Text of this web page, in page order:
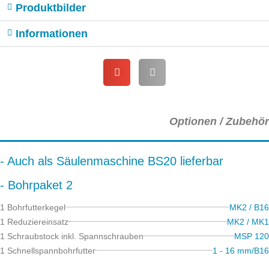
Produktbilder
Informationen
Optionen / Zubehör
- Auch als Säulenmaschine BS20 lieferbar
- Bohrpaket 2
1 Bohrfutterkegel
MK2 / B16
1 Reduziereinsatz
MK2 / MK1
1 Schraubstock inkl. Spannschrauben
MSP 120
1 Schnellspannbohrfutter
1 - 16 mm/B16